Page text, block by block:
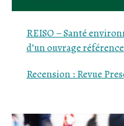
REISO –Santé
d’un ouvrage référence
Recension : Revue